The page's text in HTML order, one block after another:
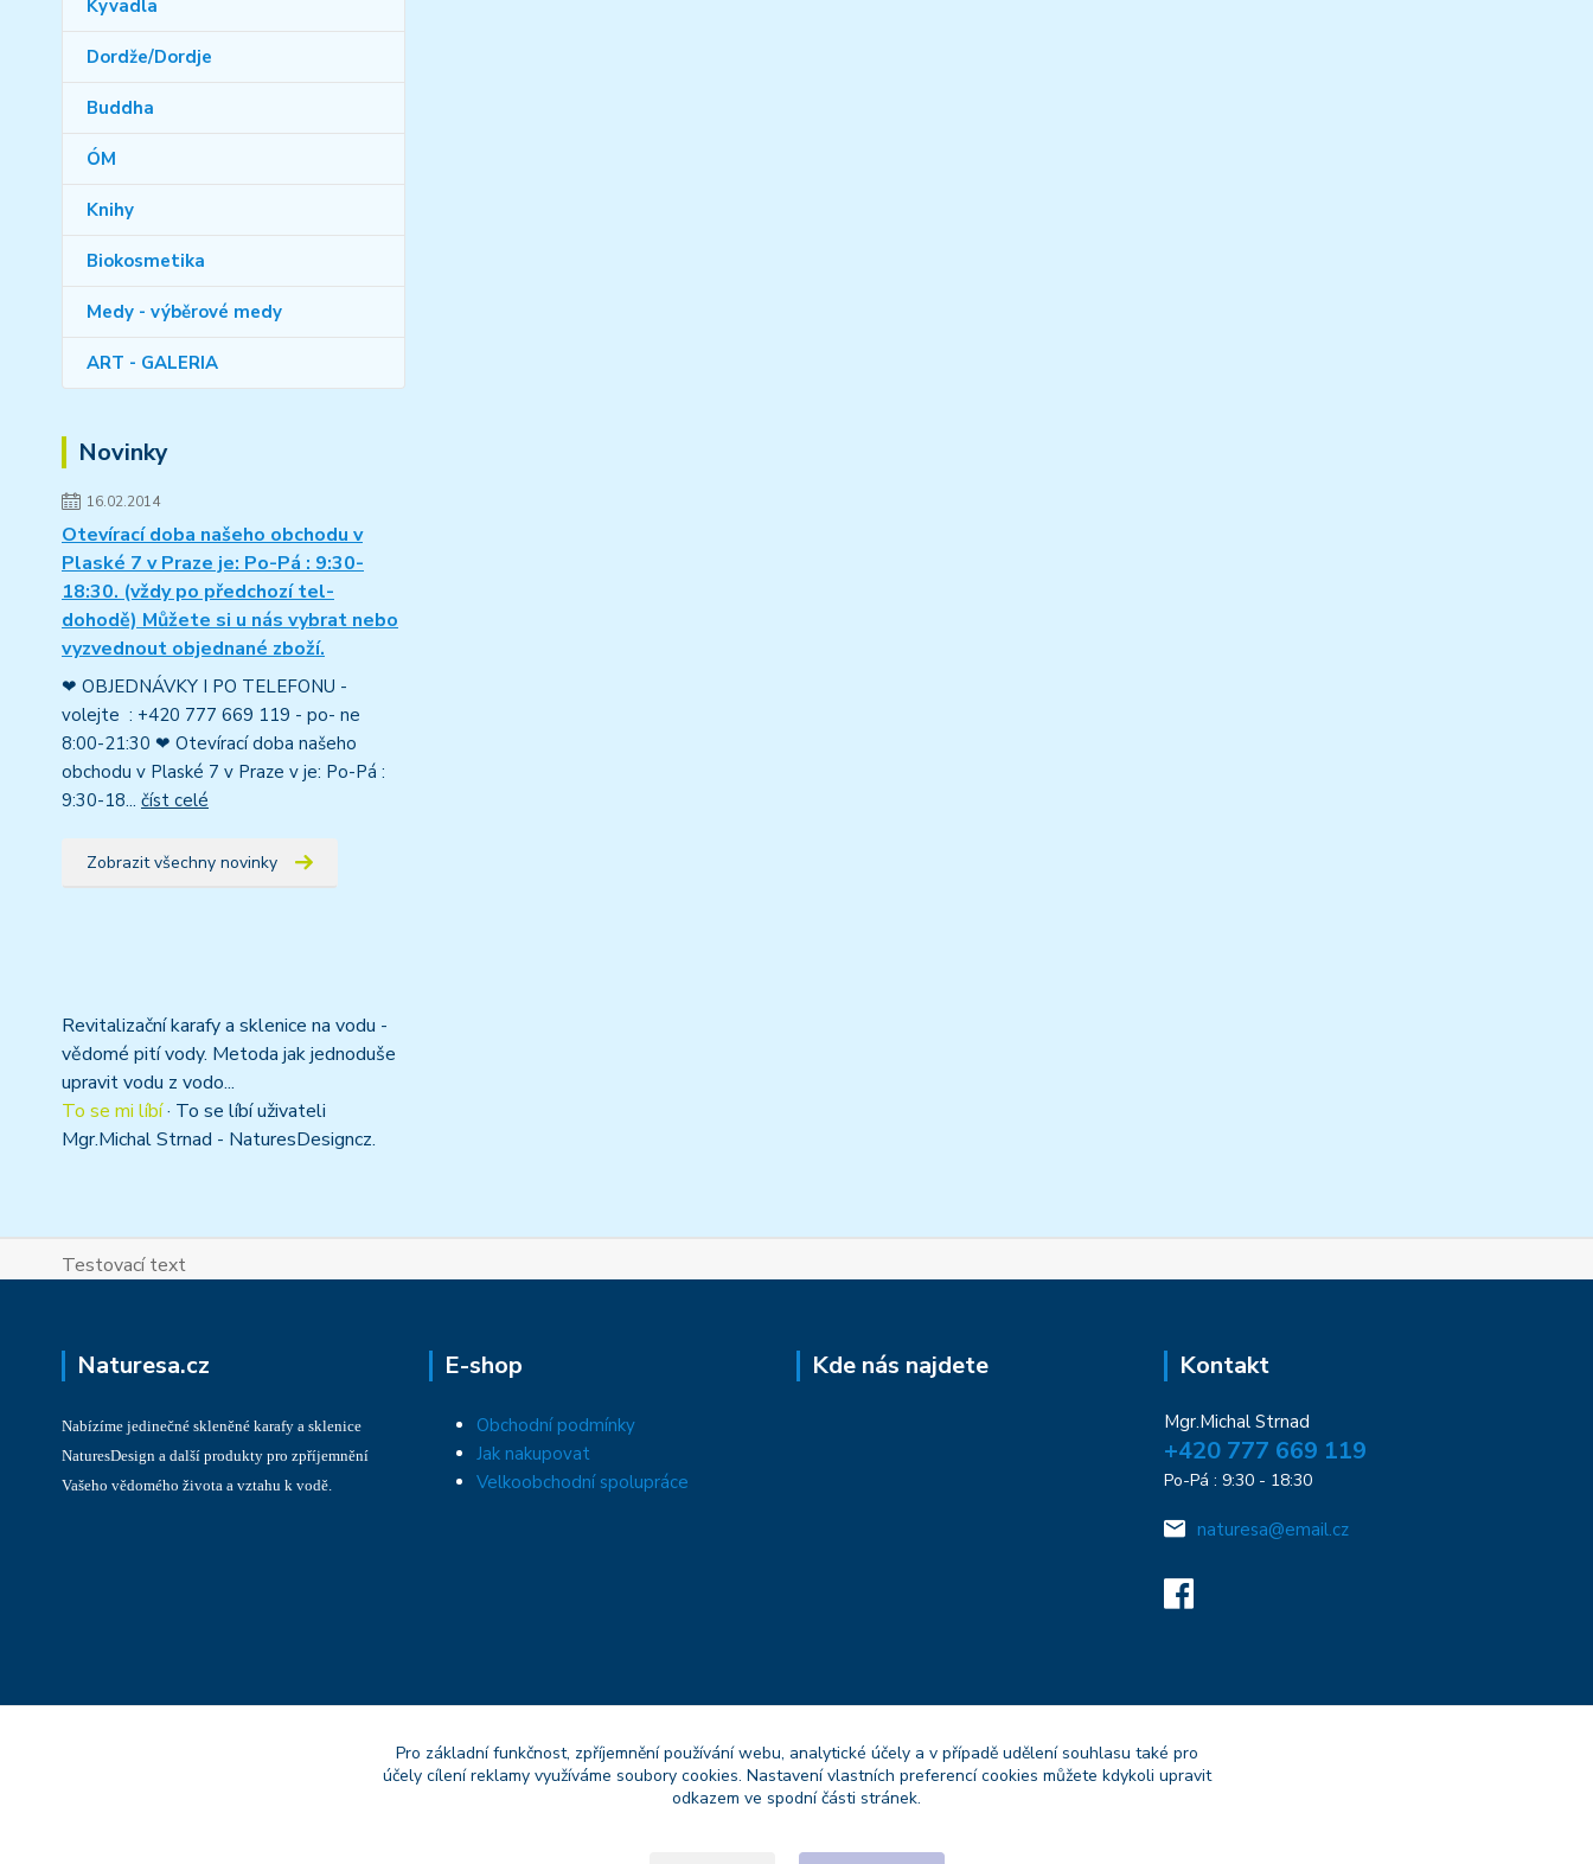
Kyvadla
Dordže/Dordje
Buddha
ÓM
Knihy
Biokosmetika
Medy - výběrové medy
ART - GALERIA
Novinky
16.02.2014
Otevírací doba našeho obchodu v
Plaské 7 v Praze je: Po-Pá : 9:30-
18:30. (vždy po předchozí tel-
dohodě) Můžete si u nás vybrat nebo
vyzvednout objednané zboží.
❤ OBJEDNÁVKY I PO TELEFONU -
volejte : +420 777 669 119 - po- ne
8:00-21:30 ❤ Otevírací doba našeho
obchodu v Plaské 7 v Praze v je: Po-Pá :
9:30-18... číst celé
Zobrazit všechny novinky
Revitalizační karafy a sklenice na vodu -
vědomé pití vody. Metoda jak jednoduše
upravit vodu z vodo...
To se mi líbí· To se líbí uživateli
Mgr.Michal Strnad - NaturesDesigncz.
Testovací text
Naturesa.cz
Nabízíme jedinečné skleněné karafy a sklenice
NaturesDesign a další produkty pro zpříjemnění
Vašeho vědomého života a vztahu k vodě.
E-shop
Obchodní podmínky
Jak nakupovat
Velkoobchodní spolupráce
Kde nás najdete Kontakt
Mgr.Michal Strnad
+420 777 669 119
Po-Pá : 9:30 - 18:30
naturesa@email.cz
Pro základní funkčnost, zpříjemnění používání webu, analytické účely a v případě udělení souhlasu také pro
účely cílení reklamy využíváme soubory cookies. Nastavení vlastních preferencí cookies můžete kdykoli upravit
odkazem ve spodní části stránek.